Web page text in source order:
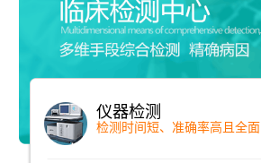
仪器检测
检测时间短、准确率高且全面